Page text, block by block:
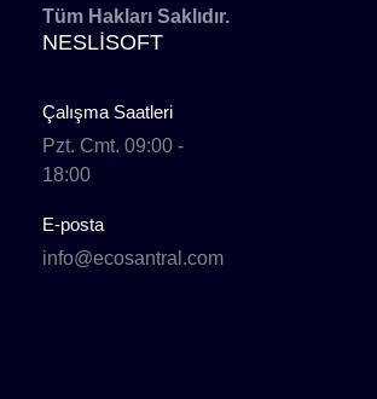
Tüm Hakları Saklıdır.
NESLISOFT
Çalışma Saatleri
Pzt. Cmt. 09:00 -
18:00
E-posta
info@ecosantral.com